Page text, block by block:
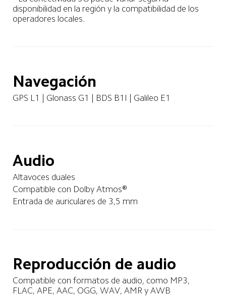
disponibilidad en la región y la compatibilidad de los
operadores locales.
Navegación
GPS L1 | Glonass G1 | BDS B1I | Galileo E1
Audio
Altavoces duales
Compatible con Dolby Atmos®
Entrada de auriculares de 3,5 mm
Reproducción de audio
Compatible con formatos de audio, como MP3,
FLAC, APE, AAC, OGG, WAV, AMR y AWB